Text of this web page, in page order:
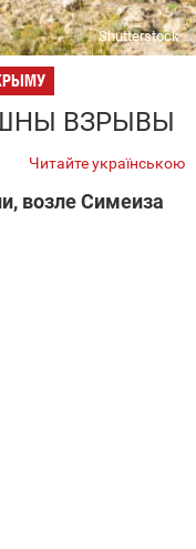
Shutterstock
ВЗРЫВЫ
Читайте українською
возле Симеиза